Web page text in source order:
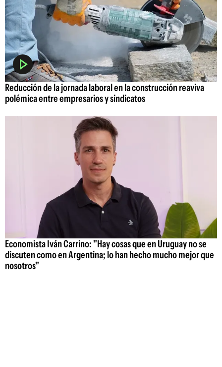
Reducción de la jornada laboral en la construcción reaviva
polémica entre empresarios y sindicatos
Economista Iván Carrino: "Hay cosas que en Uruguay no se
discuten como en Argentina; lo han hecho mucho mejor que
nosotros"